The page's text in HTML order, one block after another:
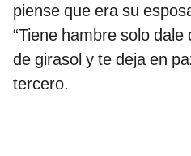
piense que era su
“Tiene hambre solo
de girasol y te deja en
tercero.